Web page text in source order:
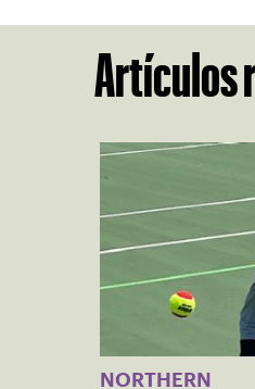
Artículos
NORTHERN